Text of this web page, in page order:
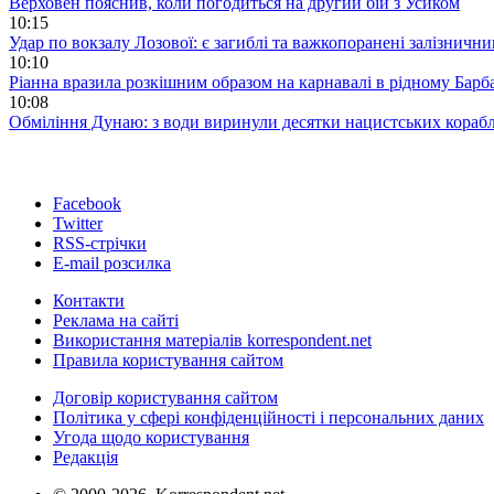
10:15
Удар по вокзалу Лозової: є загиблі та важкопоранені
10:10
Ріанна вразила розкішним образом на карнавалі в рідному
10:08
Обміління Дунаю: з води виринули десятки нацистських
Facebook
Twitter
RSS-стрічки
E-mail розсилка
Контакти
Реклама на сайті
Використання матеріалів korrespondent.net
Правила користування сайтом
Договір користування сайтом
Політика у сфері конфіденційності і персональних даних
Угода щодо користування
Редакція